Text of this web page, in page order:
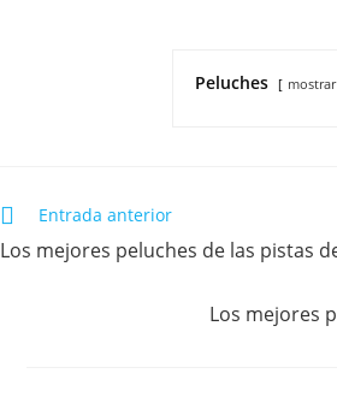
Peluches mostrar
Entrada anterior
Los mejores peluches de las pistas
Los mejores